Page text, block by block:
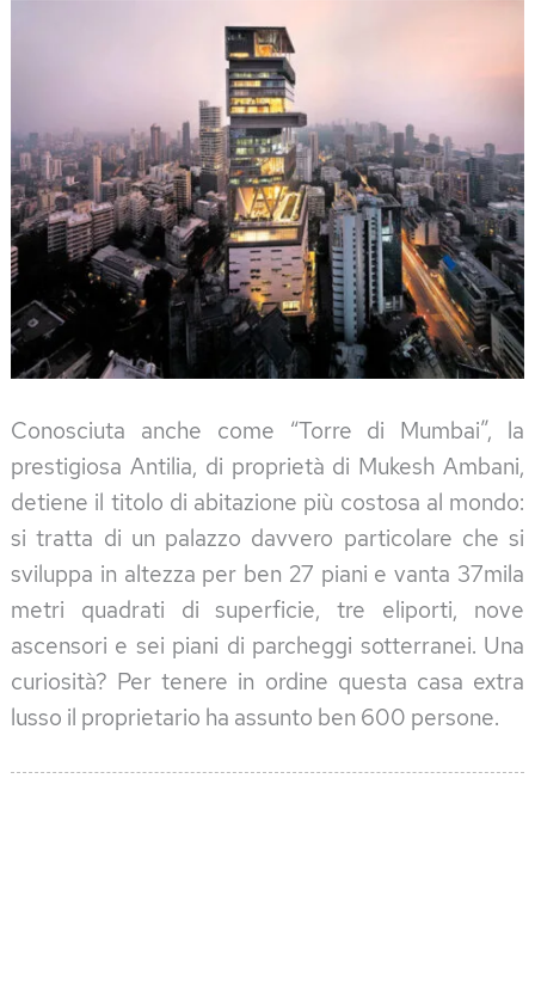
Conosciuta anche come “Torre di Mumbai”, la
prestigiosa Antilia, di proprietà di Mukesh Ambani,
detiene il titolo di abitazione più costosa al mondo:
si tratta di un palazzo davvero particolare che si
sviluppa in altezza per ben 27 piani e vanta 37mila
metri quadrati di superficie, tre eliporti, nove
ascensori e sei piani di parcheggi sotterranei. Una
curiosità? Per tenere in ordine questa casa extra
lusso il proprietario ha assunto ben 600 persone.